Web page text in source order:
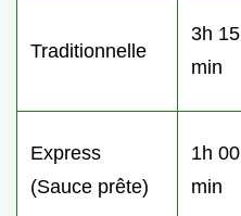
Traditionnelle
3h 15
min
Express
(Sauce prête)
1h 00
min